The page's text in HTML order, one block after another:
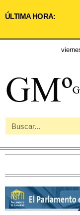
ÚLTIMA HORA: